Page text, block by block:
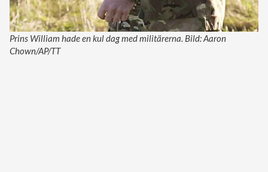
Prins William hade en kul dag med militärerna. Bild: Aaron
Chown/AP/TT